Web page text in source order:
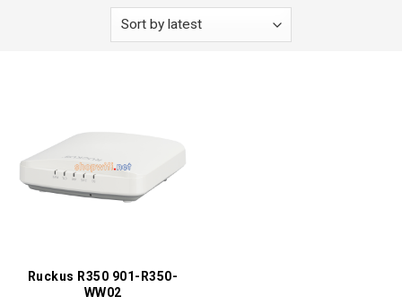
Ruckus R350 901-R350-
WW02